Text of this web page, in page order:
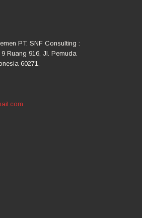
PT. SNF Consulting :
Ruang 916, Jl. Pemuda
60271.